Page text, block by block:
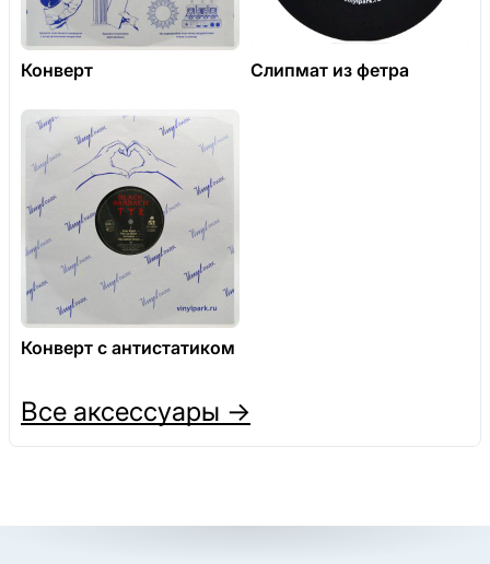
Конверт Слипмат из фетра
Конверт с антистатиком
Все аксессуары →